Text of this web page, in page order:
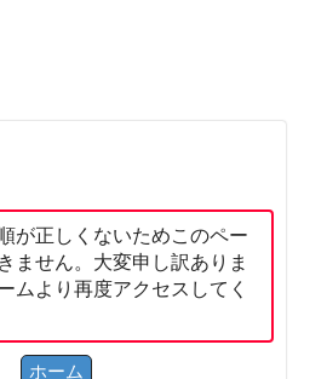
が正しくないためこのペー
ません。大変申し訳ありま
ムより再度アクセスしてく